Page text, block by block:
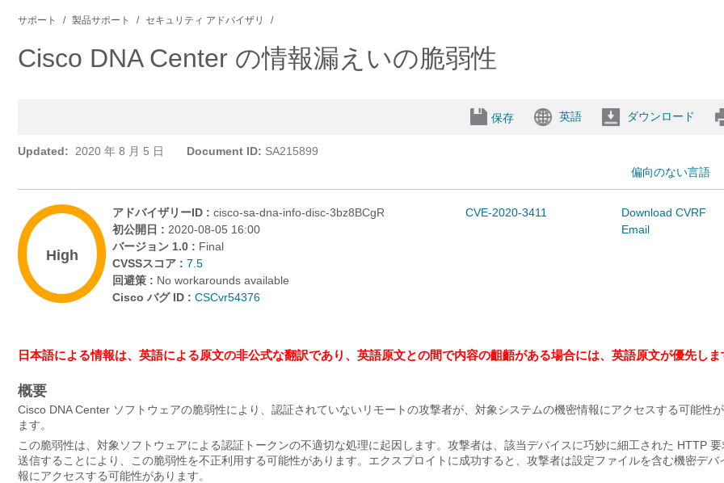
サポート 製品サポート セキュリティ アドバイザリ
Cisco DNA Center の情報漏えいの脆弱性
保存 英語 ダウンロード
Updated: 2020 年 8 月 5 日 Document ID: SA215899
偏向のない言語
High
アドバイザリーID :cisco-sa-dna-info-disc-3bz8BCgR
初公開日 : 2020-08-05 16:00
バージョン 1.0 : Final
CVSSスコア :7.5
回避策 : No workarounds available
Cisco バグ ID :CSCvr54376
CVE-2020-3411
Download CVRF
Email
日本語による情報は、英語による原文の非公式な翻訳であり、英語原文との間で内容の齟齬がある場合には、英語原文が優先しま
概要
Cisco DNA Center ソフトウェアの脆弱性により、認証されていないリモートの攻撃者が、対象システムの機密情報にアクセスする可能性が
ます。
この脆弱性は、対象ソフトウェアによる認証トークンの不適切な処理に起因します。攻撃者は、該当デバイスに巧妙に細工された HTTP 要
送信することにより、この脆弱性を不正利用する可能性があります。エクスプロイトに成功すると、攻撃者は設定ファイルを含む機密デバ
報にアクセスする可能性があります。